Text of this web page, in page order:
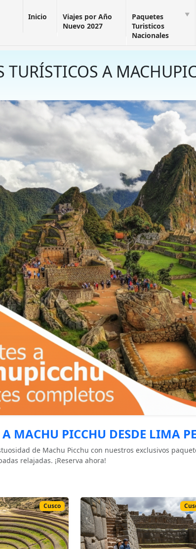
Inicio
Viajes por Año
Nuevo 2027
Paquetes
Turisticos
Nacionales
TURÍSTICOS A
A MACHU PICCHU DESDE LIMA
de Machu Picchu con nuestros exclusivos
relajadas. ¡Reserva ahora!
Cusco